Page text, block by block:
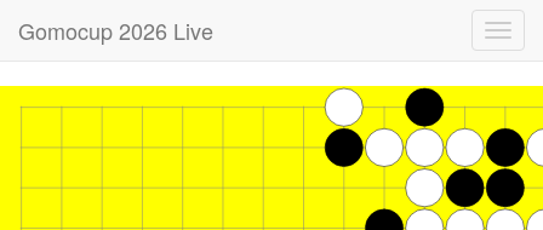
Gomocup 2026 Live